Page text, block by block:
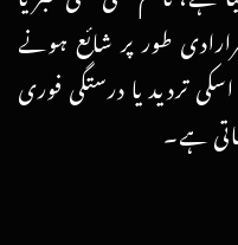
طور پر شائع ہونے
تردید یا درستگی فوری
ہے۔